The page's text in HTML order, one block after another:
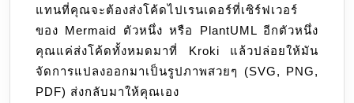
แทนที่คุณจะต้องส่งโค้ดไปเรนเดอร์ที่เซิร์ฟเวอร์
ของ Mermaid ตัวหนึ่ง หรือ PlantUML อีกตัวหนึ่ง
คุณแค่ส่งโค้ดทั้งหมดมาที่ Kroki แล้วปล่อยให้มัน
จัดการแปลงออกมาเป็นรูปภาพสวยๆ (SVG, PNG,
PDF) ส่งกลับมาให้คุณเอง